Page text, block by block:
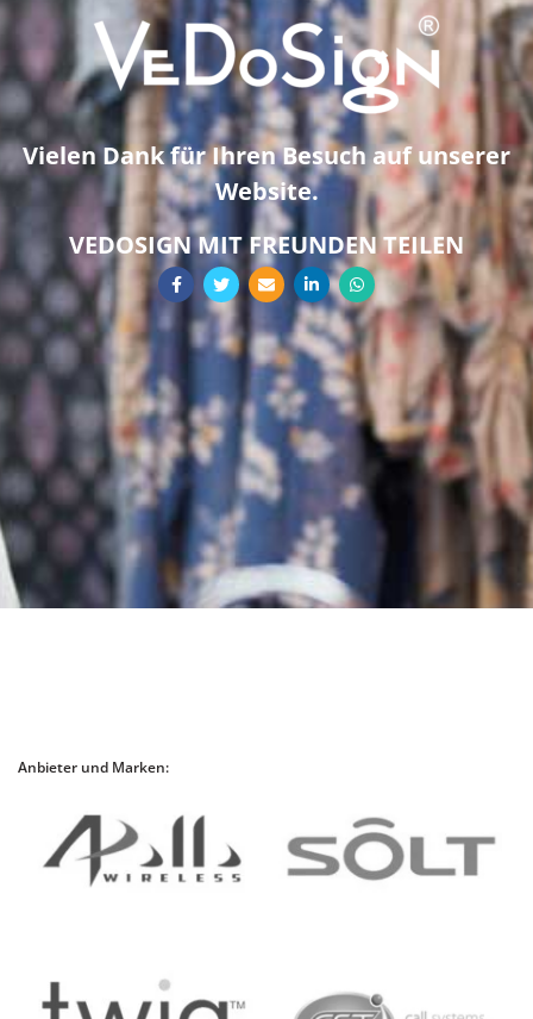
Vielen Dank für Ihren Besuch auf unserer
Website.
VEDOSIGN MIT FREUNDEN TEILEN
Anbieter und Marken: